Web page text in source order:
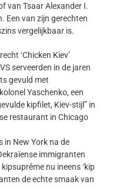
van Tsaar Alexander I.
Een van zijn gerechten
vergelijkbaar is.
‘Chicken Kiev’
serveerden in de jaren
gevuld met
Yaschenko, een
kipfilet, Kiev-stijl” in
restaurant in Chicago
in New York na de
immigranten
nu ineens ‘kip
de echte smaak van